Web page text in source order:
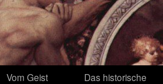
Vom Geist
Das historische